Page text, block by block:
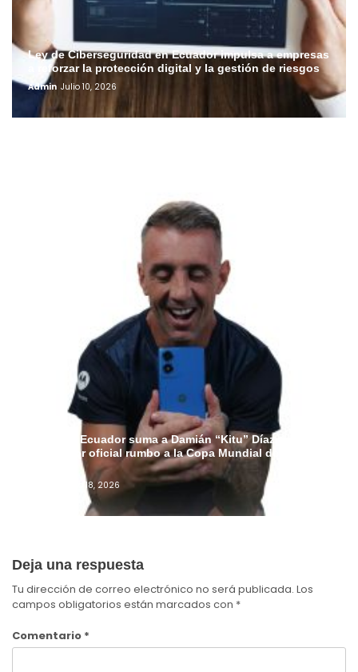
Ley de Ciberseguridad en Ecuador impulsa a empresas
a reforzar la protección digital y la gestión de riesgos
Admin Julio 10, 2026
Motorola Ecuador suma a Damián “Kitu” Díaz como
embajador oficial rumbo a la Copa Mundial de la FIFA
Junio 18, 2026
Deja una respuesta
Tu dirección de correo electrónico no será publicada. Los
campos obligatorios están marcados con *
Comentario *